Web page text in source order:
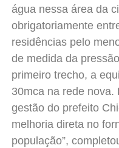
água nessa área da
obrigatoriamente
residências pelo
de medida da
primeiro trecho, a
30mca na rede nova.
gestão do prefeito
melhoria direta no
população”,